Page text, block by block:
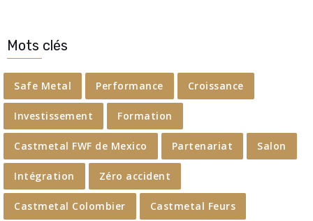
Mots clés
Safe Metal Performance Croissance
Investissement Formation
Castmetal FWF de Mexico Partenariat Salon
Intégration Zéro accident
Castmetal Colombier Castmetal Feurs